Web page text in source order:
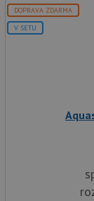
DOPRAVA ZDARMA
V SETU